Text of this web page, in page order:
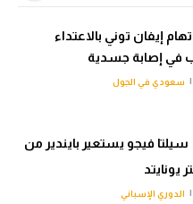
إيفان توني بالاعتداء
في إصابة جسدية
سعودي في الجول
سيلتا فيجو يستعير بايندير من
يونايتد
الدوري الإسباني